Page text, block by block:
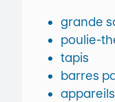
grande
poulie-
tapis
barres